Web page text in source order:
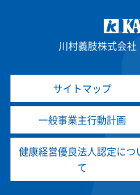
川村義肢株式会
サイトマップ
一般事業主行動計画
健康経営優良法人認定につ
て